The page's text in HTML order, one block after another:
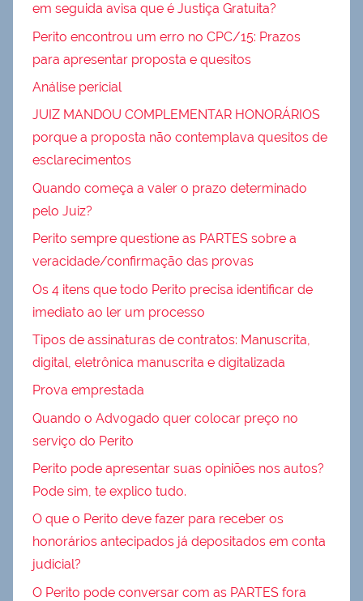
em seguida avisa que é Justiça Gratuita?
Perito encontrou um erro no CPC/15: Prazos
para apresentar proposta e quesitos
Análise pericial
JUIZ MANDOU COMPLEMENTAR HONORÁRIOS
porque a proposta não contemplava quesitos de
esclarecimentos
Quando começa a valer o prazo determinado
pelo Juiz?
Perito sempre questione as PARTES sobre a
veracidade/confirmação das provas
Os 4 itens que todo Perito precisa identificar de
imediato ao ler um processo
Tipos de assinaturas de contratos: Manuscrita,
digital, eletrônica manuscrita e digitalizada
Prova emprestada
Quando o Advogado quer colocar preço no
serviço do Perito
Perito pode apresentar suas opiniões nos autos?
Pode sim, te explico tudo.
O que o Perito deve fazer para receber os
honorários antecipados já depositados em conta
judicial?
O Perito pode conversar com as PARTES fora